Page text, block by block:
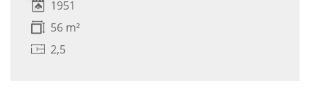
1951
56 m²
2,5